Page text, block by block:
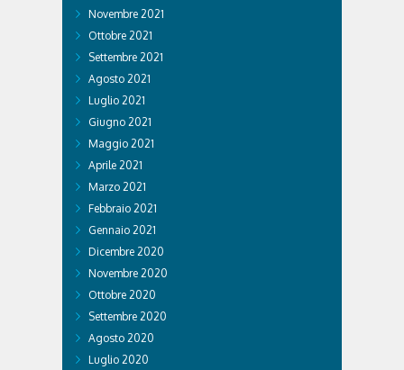
Novembre 2021
Ottobre 2021
Settembre 2021
Agosto 2021
Luglio 2021
Giugno 2021
Maggio 2021
Aprile 2021
Marzo 2021
Febbraio 2021
Gennaio 2021
Dicembre 2020
Novembre 2020
Ottobre 2020
Settembre 2020
Agosto 2020
Luglio 2020